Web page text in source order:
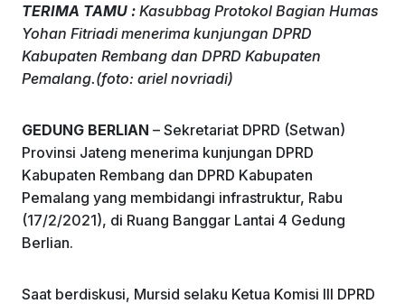
c
e
b
o
k
k
e
dI
at
s
A
p
e
gr
a
ai
l
ar
e
TERIMA TAMU : Kasubbag Protokol Bagian Humas
Yohan Fitriadi menerima kunjungan DPRD
Kabupaten Rembang dan DPRD Kabupaten
Pemalang.(foto: ariel novriadi)
GEDUNG BERLIAN – Sekretariat DPRD (Setwan)
Provinsi Jateng menerima kunjungan DPRD
Kabupaten Rembang dan DPRD Kabupaten
Pemalang yang membidangi infrastruktur, Rabu
(17/2/2021), di Ruang Banggar Lantai 4 Gedung
Berlian.
Saat berdiskusi, Mursid selaku Ketua Komisi III DPRD